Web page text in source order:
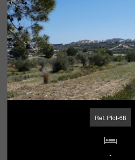
Ref. Plot-68
-